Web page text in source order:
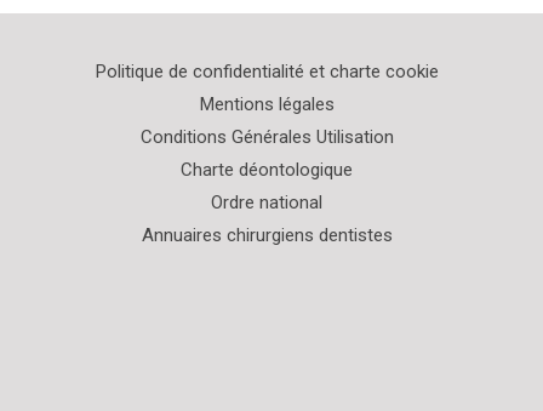
Politique de confidentialité et charte cookie
Mentions légales
Conditions Générales Utilisation
Charte déontologique
Ordre national
Annuaires chirurgiens dentistes